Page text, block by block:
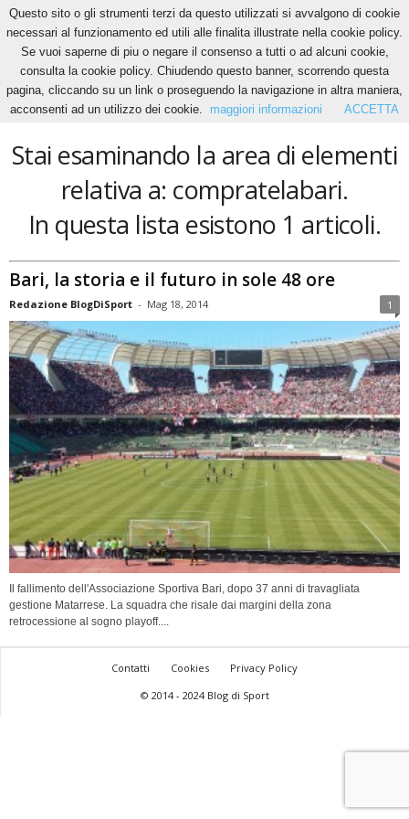
Home Tags Compratelabari
compratelabari
Stai esaminando la area di elementi
relativa a: compratelabari.
In questa lista esistono 1 articoli.
Bari, la storia e il futuro in sole 48 ore
Redazione BlogDiSport - Mag 18, 2014 1
Il fallimento dell'Associazione Sportiva Bari, dopo 37 anni di travagliata
gestione Matarrese. La squadra che risale dai margini della zona
retrocessione al sogno playoff....
Contatti Cookies
Privacy Policy
© 2014 - 2024 Blog di Sport
Questo sito o gli strumenti terzi da questo utilizzati si avvalgono di cookie
necessari al funzionamento ed utili alle finalita illustrate nella cookie policy.
Se vuoi saperne di piu o negare il consenso a tutti o ad alcuni cookie,
consulta la cookie policy. Chiudendo questo banner, scorrendo questa
pagina, cliccando su un link o proseguendo la navigazione in altra maniera,
acconsenti ad un utilizzo dei cookie.
maggiori informazioni ACCETTA